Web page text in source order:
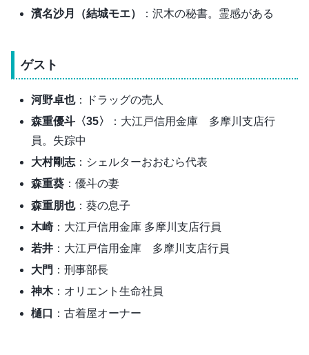
濱名沙月（結城モエ）
：沢木の秘書。霊感がある
ゲスト
河野卓也：ドラッグの売人
森重優斗〈35〉
：大江戸信用金庫 多摩川支店行
員。失踪中
大村剛志 ：シェルターおおむら代表
森重葵 ：優斗の妻
森重朋也：葵の息子
木崎：大江戸信用金庫 多摩川支店行員
若井 ：大江戸信用金庫 多摩川支店行員
大門 ：刑事部長
神木：オリエント生命社員
樋口
：古着屋オーナー